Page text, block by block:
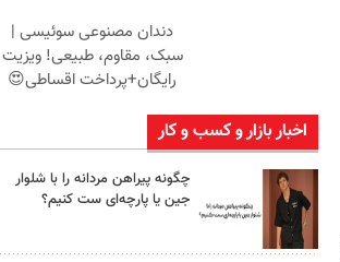
دندان مصنوعی سوئیسی |
سبک، مقاوم، طبیعی! ویزیت
رایگان+پرداخت اقساطی😍
اخبار بازار و کسب و کار
چگونه پیراهن مردانه را با شلوار
جین یا پارچه‌ای ست کنیم؟